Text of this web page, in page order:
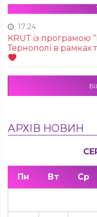
17:24
KRUТ із програмою
Тернополі в рамках
АРХІВ НОВИН
Пн Вт Ср